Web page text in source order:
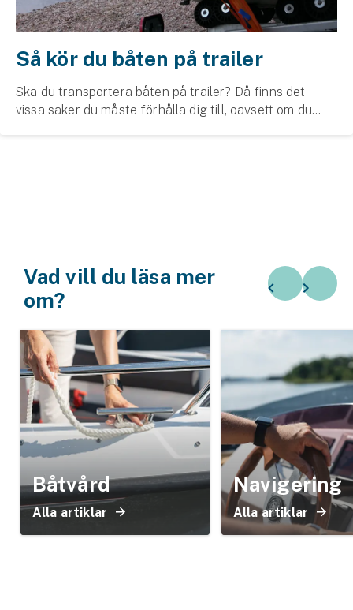
Så kör du båten på trailer
Ska du transportera båten på trailer? Då finns det
vissa saker du måste förhålla dig till, oavsett om du
Vad vill du läsa mer
om?
Båtvård
Alla artiklar
Navigering
Alla artiklar